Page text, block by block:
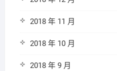
2018 年 11 月
2018 年 10 月
2018 年 9 月